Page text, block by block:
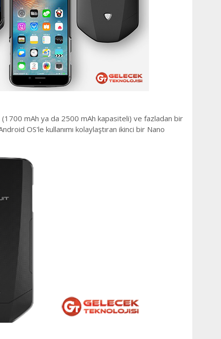
mAh ya da 2500 mAh kapasiteli) ve fazladan bir
OS'le kullanımı kolaylaştıran ikinci bir Nano